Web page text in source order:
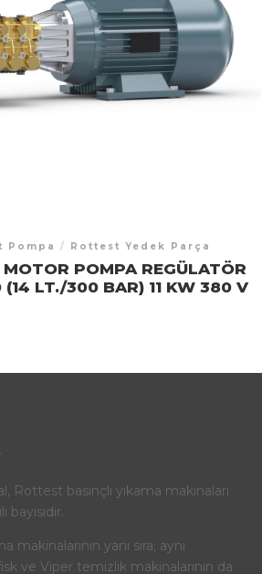
Pompa / Rottest Yedek Parça
POMPA REGÜLATÖR
(14 LT./300 BAR) 11 KW 380 V
Rottest basınçlı yıkama makinaları
bayisidir.
makinalarının yanı sıra; aynı
ve Viper temizlik makinalarının da